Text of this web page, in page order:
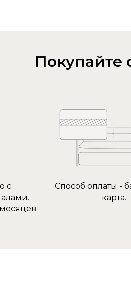
Покупайте
с
Способ оплаты -
карта.